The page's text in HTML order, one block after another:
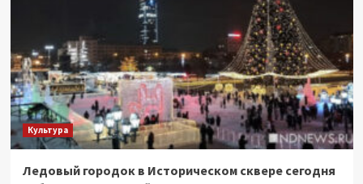
верит»
Вера
Алентова
Культура
Ледовый городок в Историческом сквере сегодня